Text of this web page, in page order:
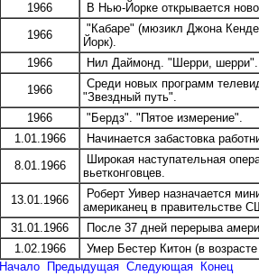
1966
В Нью-Йорке открывается
1966
"Кабаре" (мюзикл Джона
Йорк).
1966
Нил Даймонд. "Шерри,
1966
Среди новых программ
"Звездный путь".
1966
"Бердз". "Пятое измерение".
1.01.1966
Начинается забастовка
8.01.1966
Широкая наступательная
вьетконговцев.
13.01.1966
Роберт Уивер назначается
американец в правительстве
31.01.1966
После 37 дней перерыва
1.02.1966
Умер Бестер Китон (в
Начало
Предыдущая Следующая Конец